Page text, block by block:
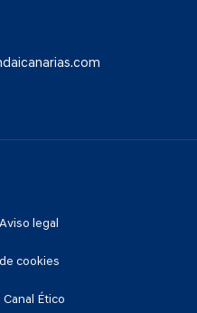
Aviso legal
cookies
Canal Ético